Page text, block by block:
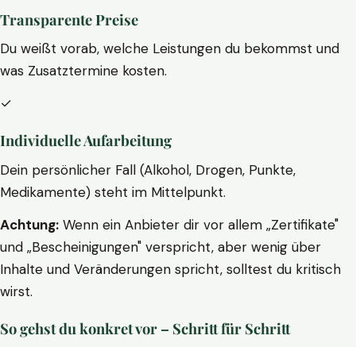
Transparente Preise
Du weißt vorab, welche Leistungen du bekommst und
was Zusatztermine kosten.
✓
Individuelle Aufarbeitung
Dein persönlicher Fall (Alkohol, Drogen, Punkte,
Medikamente) steht im Mittelpunkt.
Achtung: Wenn ein Anbieter dir vor allem „Zertifikate"
und „Bescheinigungen" verspricht, aber wenig über
Inhalte und Veränderungen spricht, solltest du kritisch
wirst.
So gehst du konkret vor – Schritt für Schritt